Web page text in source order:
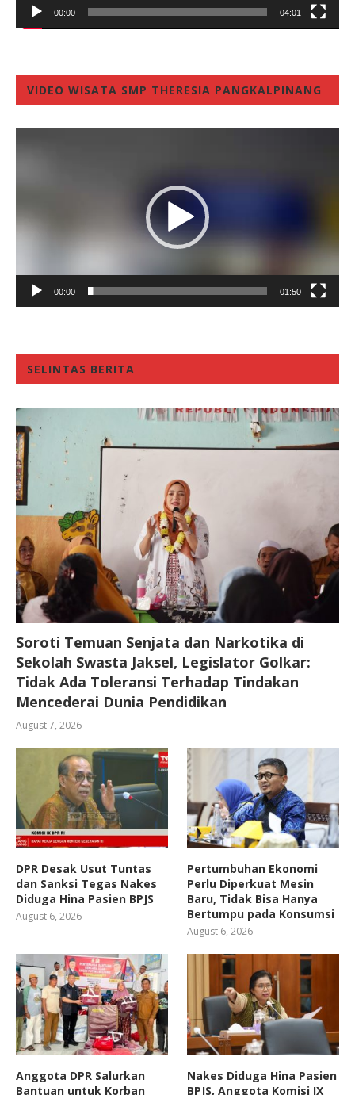
00:00 04:01
VIDEO WISATA SMP THERESIA PANGKALPINANG
00:00 01:50
SELINTAS BERITA
Soroti Temuan Senjata dan Narkotika di
Sekolah Swasta Jaksel, Legislator Golkar:
Tidak Ada Toleransi Terhadap Tindakan
Mencederai Dunia Pendidikan
August 7, 2026
DPR Desak Usut Tuntas
dan Sanksi Tegas Nakes
Diduga Hina Pasien BPJS
August 6, 2026
Pertumbuhan Ekonomi
Perlu Diperkuat Mesin
Baru, Tidak Bisa Hanya
Bertumpu pada Konsumsi
August 6, 2026
Anggota DPR Salurkan
Bantuan untuk Korban
Nakes Diduga Hina Pasien
BPJS, Anggota Komisi IX